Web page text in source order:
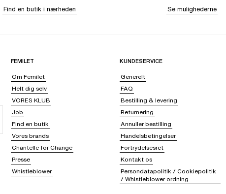
Find en butik i nærheden Se mulighederne
FEMILET
Om Femilet
Helt dig selv
VORES KLUB
Job
Find en butik
Vores brands
Chantelle for Change
Presse
Whistleblower
KUNDESERVICE
Generelt
FAQ
Bestilling & levering
Returnering
Annuller bestilling
Handelsbetingelser
Fortrydelsesret
Kontakt os
Persondatapolitik / Cookiepolitik
/ Whistleblower ordning